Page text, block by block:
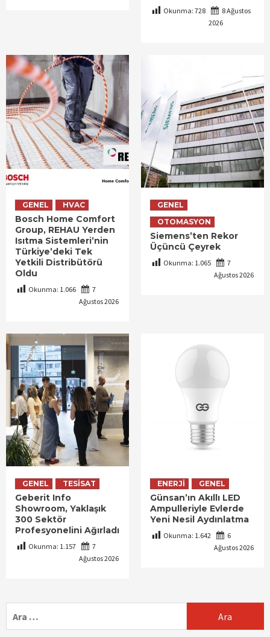
Okunma: 728
8 Ağustos
2026
GENEL HVAC
Bosch Home Comfort
Group, REHAU Yerden
Isıtma Sistemleri’nin
Türkiye’deki Tek
Yetkili Distribütörü
Oldu
Okunma: 1.066
7
Ağustos 2026
GENEL
OTOMASYON
Siemens’ten Rekor
Üçüncü Çeyrek
Okunma: 1.065
7
Ağustos 2026
GENEL TESISAT
Geberit Info
Showroom, Yaklaşık
300 Sektör
Profesyonelini Ağırladı
Okunma: 1.157
7
Ağustos 2026
ENERJI GENEL
Günsan’ın Akıllı LED
Ampulleriyle Evlerde
Yeni Nesil Aydınlatma
Okunma: 1.642
6
Ağustos 2026